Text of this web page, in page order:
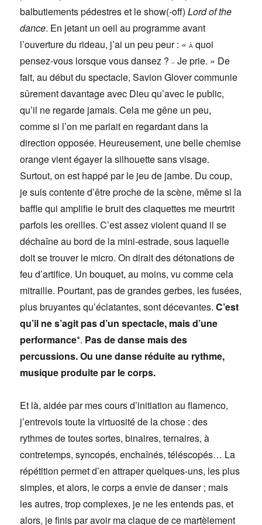
balbutiements pédestres et le show(-off)Lord of the
dance. En jetant un oeil au programme avant
l’ouverture du rideau, j’ai un peu peur : «À quoi
pensez-vous lorsque vous dansez ?– Je prie. » De
fait, au début du spectacle, Savion Glover communie
sûrement davantage avec Dieu qu’avec le public,
qu’il ne regarde jamais. Cela me gêne un peu,
comme si l’on me parlait en regardant dans la
direction opposée. Heureusement, une belle chemise
orange vient égayer la silhouette sans visage.
Surtout, on est happé par le jeu de jambe. Du coup,
je suis contente d’être proche de la scène, même si la
baffle qui amplifie le bruit des claquettes me meurtrit
parfois les oreilles. C’est assez violent quand il se
déchaîne au bord de la mini-estrade, sous laquelle
doit se trouver le micro. On dirait des détonations de
feu d’artifice. Un bouquet, au moins, vu comme cela
mitraille. Pourtant, pas de grandes gerbes, les fusées,
plus bruyantes qu’éclatantes, sont décevantes. C’est
qu’il ne s’agit pas d’un spectacle, mais d’une
performance*. Pas de danse mais des
percussions. Ou une danse réduite au rythme,
musique produite par le corps.
Et là, aidée par mes cours d’initiation au flamenco,
j’entrevois toute la virtuosité de la chose : des
rythmes de toutes sortes, binaires, ternaires, à
contretemps, syncopés, enchaînés, téléscopés… La
répétition permet d’en attraper quelques-uns, les plus
simples, et alors, le corps a envie de danser ; mais
les autres, trop complexes, je ne les entends pas, et
alors, je finis par avoir ma claque de ce martèlement